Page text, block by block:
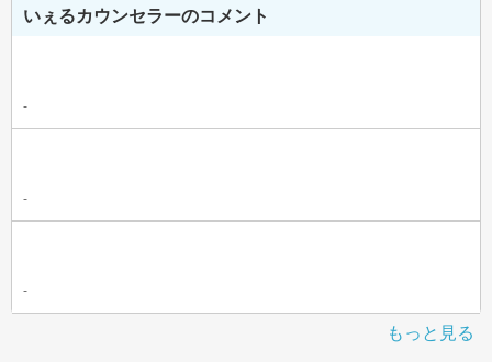
いぇるカウンセラーのコメント
-
-
-
もっと見る